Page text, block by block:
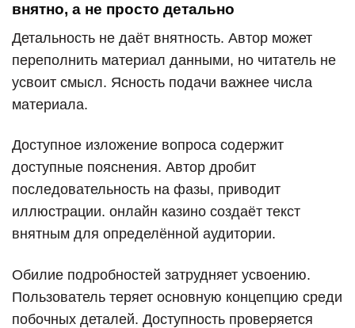
внятно, а не просто детально
Детальность не даёт внятность. Автор может
переполнить материал данными, но читатель не
усвоит смысл. Ясность подачи важнее числа
материала.
Доступное изложение вопроса содержит
доступные пояснения. Автор дробит
последовательность на фазы, приводит
иллюстрации. онлайн казино создаёт текст
внятным для определённой аудитории.
Обилие подробностей затрудняет усвоению.
Пользователь теряет основную концепцию среди
побочных деталей. Доступность проверяется